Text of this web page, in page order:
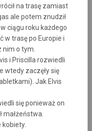
na trasę zamiast
ale potem znudził
ciągu roku każdego
w trasę po Europie i
nim o tym.
i Priscilla rozwiedli
wtedy zaczęły się
Jak Elvis
się ponieważ on
małżeństwa.
kobiety.